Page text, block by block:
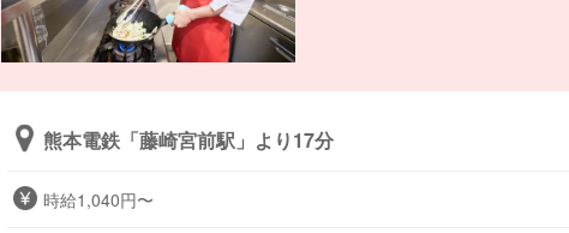
熊本電鉄「藤崎宮前駅」より17分
時給1,040円〜